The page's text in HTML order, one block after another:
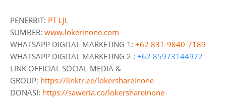
PENERBIT: PT LJL
SUMBER: www.lokerinone.com
WHATSAPP DIGITAL MARKETING 1: +62 831-9840-7189
WHATSAPP DIGITAL MARKETING 2 : +62 85973144972
LINK OFFICIAL SOCIAL MEDIA &
GROUP: https://linktr.ee/lokershareinone
DONASI: https://saweria.co/lokershareinone